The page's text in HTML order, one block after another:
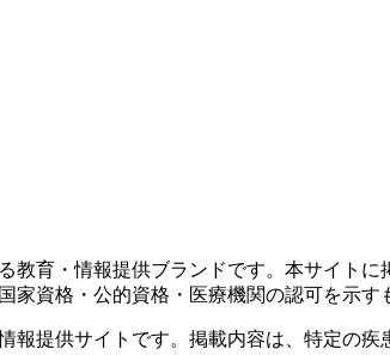
育・情報提供ブランドです。本サイト
資格・公的資格・医療機関の認可を示す
提供サイトです。掲載内容は、特定の